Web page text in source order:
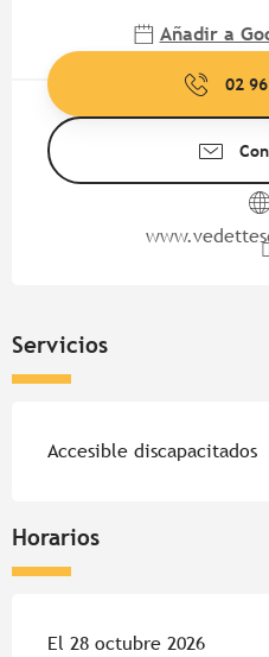
Añadir a
02
Servicios
Accesible discapacitados
Horarios
El 28 octubre 2026